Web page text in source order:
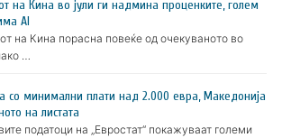
на Кина во јули ги надмина проценките, голем
AI
на Кина порасна повеќе од очекуваното во
…
со минимални плати над 2.000 евра, Македонија
на листата
податоци на „Евростат“ покажуваат големи